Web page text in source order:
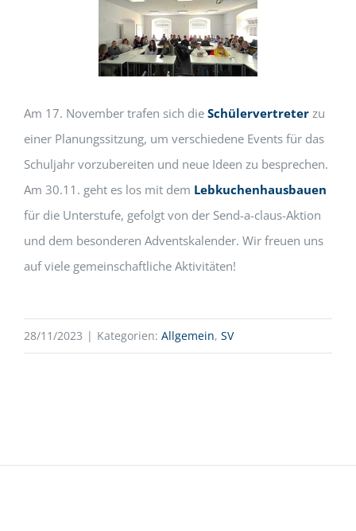
Am 17. November trafen sich die Schülervertreterzu
einer Planungssitzung, um verschiedene Events für das
Schuljahr vorzubereiten und neue Ideen zu besprechen.
Am 30.11. geht es los mit dem Lebkuchenhausbauen
für die Unterstufe, gefolgt von der Send-a-claus-Aktion
und dem besonderen Adventskalender. Wir freuen uns
auf viele gemeinschaftliche Aktivitäten!
28/11/2023 | Kategorien: Allgemein, SV